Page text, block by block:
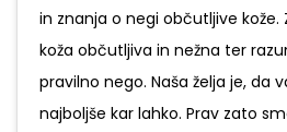
in znanja o negi občutljive kože.
koža občutljiva in nežna ter
pravilno nego. Naša želja je, da
najboljše kar lahko. Prav zato